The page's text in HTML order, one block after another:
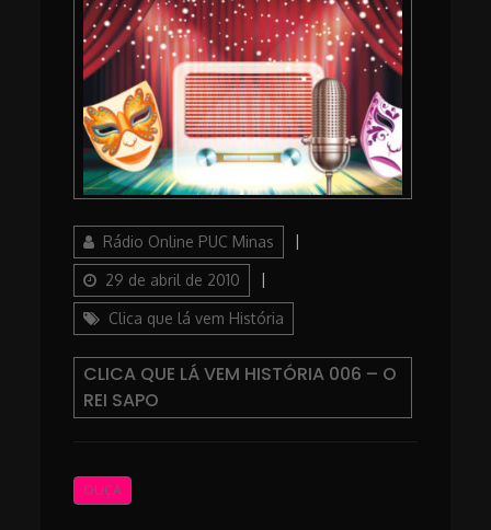
AuthorRádio Online PUC Minas
29 de abril de 2010
Clica que lá vem História
CLICA QUE LÁ VEM HISTÓRIA 006 – O
REI SAPO
OUÇA